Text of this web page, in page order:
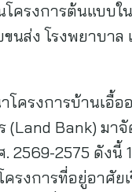
ครงการต้นแบบ
นส่ง โรงพยาบา
รงการบ้านเอื้อ
(Land Bank) ม
2569-2575 ดัง
รงการที่อยู่อาศั